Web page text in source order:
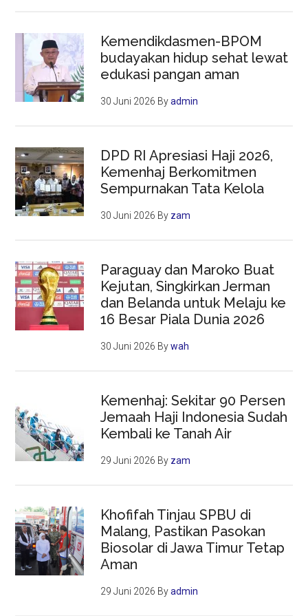
Kemendikdasmen-BPOM
budayakan hidup sehat lewat
edukasi pangan aman
30 Juni 2026 Byadmin
DPD RI Apresiasi Haji 2026,
Kemenhaj Berkomitmen
Sempurnakan Tata Kelola
30 Juni 2026 By zam
Paraguay dan Maroko Buat
Kejutan, Singkirkan Jerman
dan Belanda untuk Melaju ke
16 Besar Piala Dunia 2026
30 Juni 2026 Bywah
Kemenhaj: Sekitar 90 Persen
Jemaah Haji Indonesia Sudah
Kembali ke Tanah Air
29 Juni 2026 By zam
Khofifah Tinjau SPBU di
Malang, Pastikan Pasokan
Biosolar di Jawa Timur Tetap
Aman
29 Juni 2026 Byadmin